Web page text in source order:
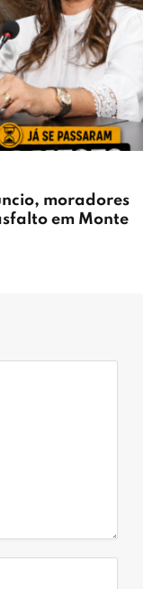
moradores
em Monte